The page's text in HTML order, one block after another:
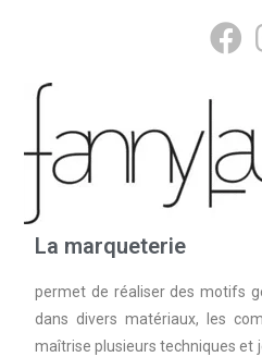
La marqueterie
permet de réaliser des motifs
dans divers matériaux, les
maîtrise plusieurs techniques et